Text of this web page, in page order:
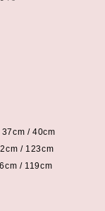
37cm / 40cm
/ 123cm
/ 119cm